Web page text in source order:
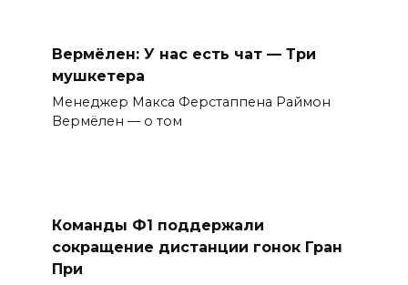
Вермёлен: У нас есть чат — Три
мушкетера
Менеджер Макса Ферстаппена Раймон
Вермёлен — о том
Команды Ф1 поддержали
сокращение дистанции гонок Гран
При